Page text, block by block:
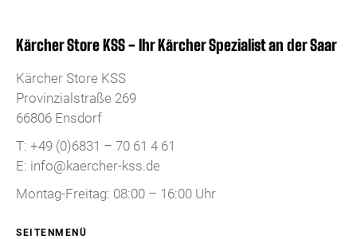
Kärcher Store KSS - Ihr Kärcher Spezialist an der Saar
Kärcher Store KSS
Provinzialstraße 269
66806 Ensdorf
T: +49 (0)6831 – 70 61 4 61
E: info@kaercher-kss.de
Montag-Freitag: 08:00 – 16:00 Uhr
SEITENMENÜ